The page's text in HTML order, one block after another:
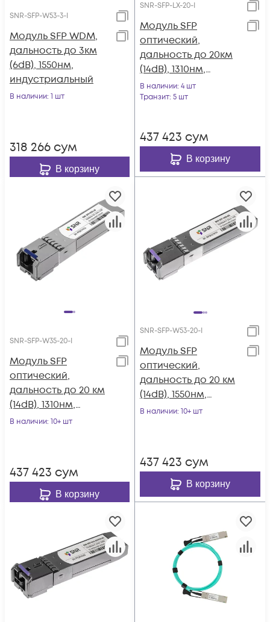
SNR-SFP-W53-3-I
Модуль SFP WDM,
дальность до 3км
(6dB), 1550нм,
индустриальный
В наличии: 1 шт
318 266 сум
В корзину
SNR-SFP-LX-20-I
Модуль SFP
оптический,
дальность до 20км
(14dB), 1310нм,
индустриальный
В наличии: 4 шт
Транзит: 5 шт
437 423 сум
В корзину
SNR-SFP-W35-20-I
Модуль SFP
оптический,
дальность до 20 км
(14dB), 1310нм,
индустриальный
В наличии: 10+ шт
437 423 сум
В корзину
SNR-SFP-W53-20-I
Модуль SFP
оптический,
дальность до 20 км
(14dB), 1550нм,
индустриальный
В наличии: 10+ шт
437 423 сум
В корзину